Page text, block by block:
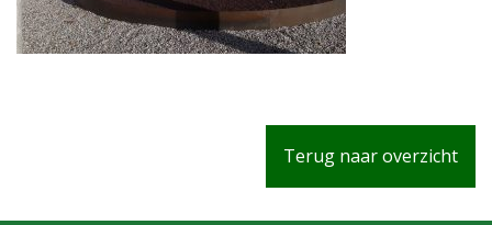
Terug naar overzicht